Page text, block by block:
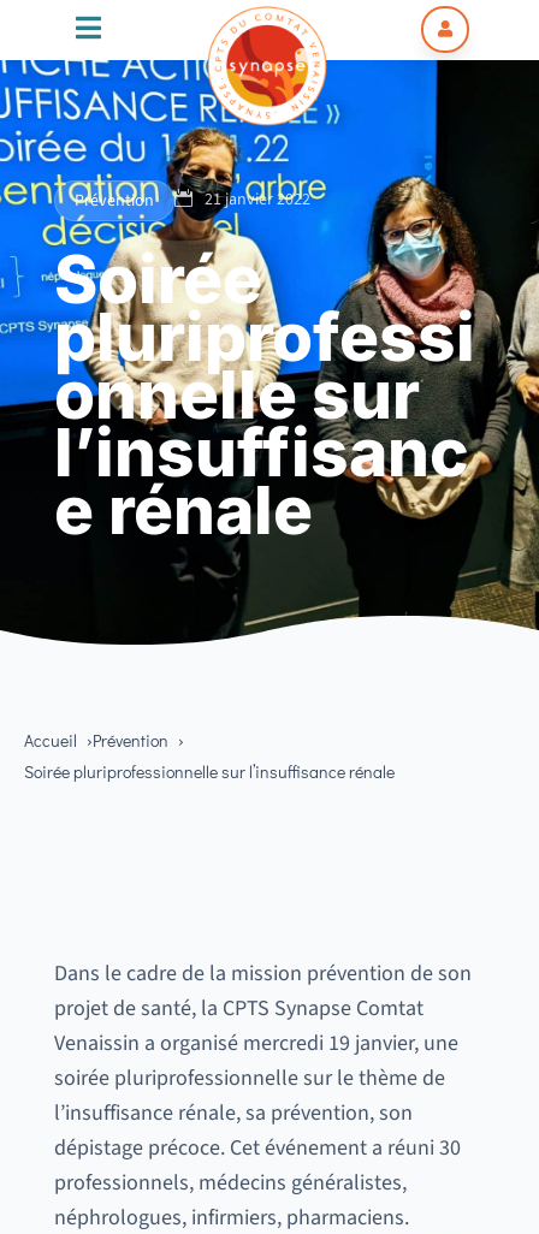
 
Prévention  21 janvier 2022
Soirée
pluriprofessi
onnelle sur
l’insuffisanc
e rénale
Accueil
Prévention
Soirée pluriprofessionnelle sur l’insuffisance rénale
Dans le cadre de la mission prévention de son
projet de santé, la CPTS Synapse Comtat
Venaissin a organisé mercredi 19 janvier, une
soirée pluriprofessionnelle sur le thème de
l’insuffisance rénale, sa prévention, son
dépistage précoce. Cet événement a réuni 30
professionnels, médecins généralistes,
néphrologues, infirmiers, pharmaciens.